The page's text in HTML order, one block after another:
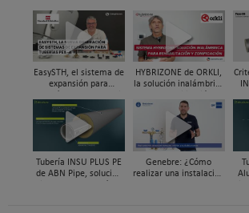
EasySTH, el sistema de
expansión para
Mestres, Standard
Hidráulica
HYBRIZONE de ORKLI,
la solución inalámbrica
zonificación del clima
en vivienda
Tubería INSU PLUS PE
de ABN Pipe, solución
Genebre: ¿Cómo
realizar una instalación